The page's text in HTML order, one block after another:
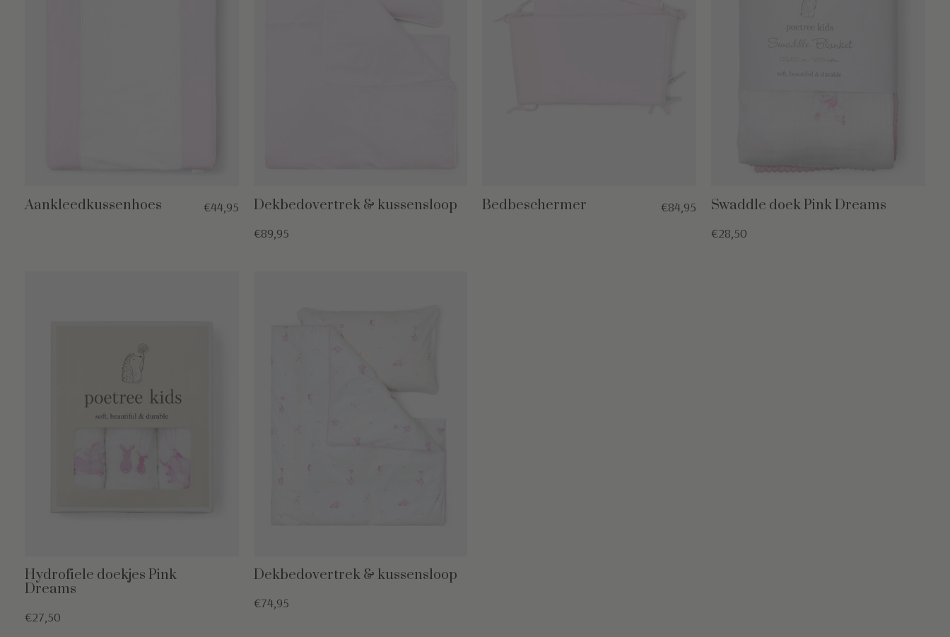
Aankleedkussenhoes €44,95 Dekbedovertrek & kussensloop
€89,95
Bedbeschermer €84,95 Swaddle doek Pink Dreams
€28,50
Hydrofiele doekjes Pink
Dreams
€27,50
Dekbedovertrek & kussensloop
€74,95